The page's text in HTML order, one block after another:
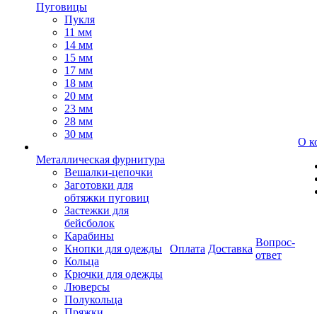
Пуговицы
Пукля
11 мм
14 мм
15 мм
17 мм
18 мм
20 мм
23 мм
28 мм
30 мм
Металлическая фурнитура
Вешалки-цепочки
Заготовки для
обтяжки пуговиц
Застежки для
бейсболок
Карабины
Кнопки для одежды
Кольца
Крючки для одежды
Люверсы
Полукольца
Оплата Доставка
Вопрос-
ответ
О